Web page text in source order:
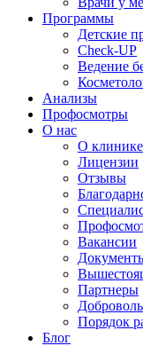
Программы
Детские
Check-UP
Ведение
Анализы
Профосмотры
О нас
О клинике
Лицензии
Отзывы
Вакансии
Партнеры
Порядок
Блог